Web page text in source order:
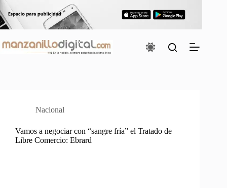
al
contenido
Nacional
Vamos a negociar con “sangre fría” el Tratado de
Libre Comercio: Ebrard